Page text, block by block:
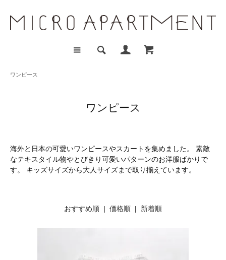
ワンピース
ワンピース
海外と日本の可愛いワンピースやスカートを集めました。 素敵
なテキスタイル物やとびきり可愛いパターンのお洋服ばかりで
す。 キッズサイズから大人サイズまで取り揃えています。
おすすめ順 | 価格順 | 新着順